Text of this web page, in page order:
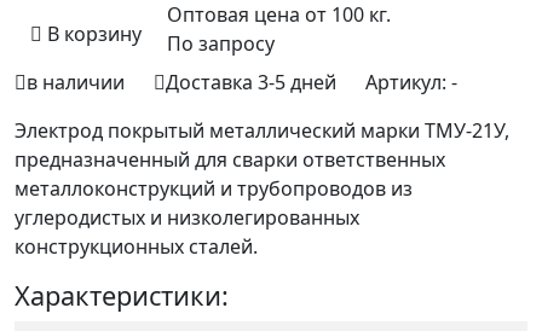
В корзину
Оптовая цена от 100 кг.
По запросу
в наличии
Доставка 3-5 дней Артикул: -
Электрод покрытый металлический марки ТМУ-21У,
предназначенный для сварки ответственных
металлоконструкций и трубопроводов из
углеродистых и низколегированных
конструкционных сталей.
Характеристики: